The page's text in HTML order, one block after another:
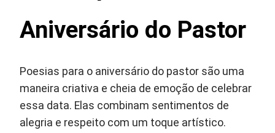
Aniversário do Pastor
Poesias para o aniversário do pastor são uma
maneira criativa e cheia de emoção de celebrar
essa data. Elas combinam sentimentos de
alegria e respeito com um toque artístico.